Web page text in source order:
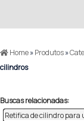
Home»Produtos»
cilindros
Buscas relacionadas:
Retifica de cilindro para